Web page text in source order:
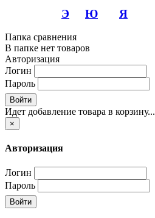
Э Ю Я
Папка сравнения
В папке нет товаров
Авторизация
Логин
Пароль
Войти
Идет добавление товара в корзину...
×
Авторизация
Логин
Пароль
Войти